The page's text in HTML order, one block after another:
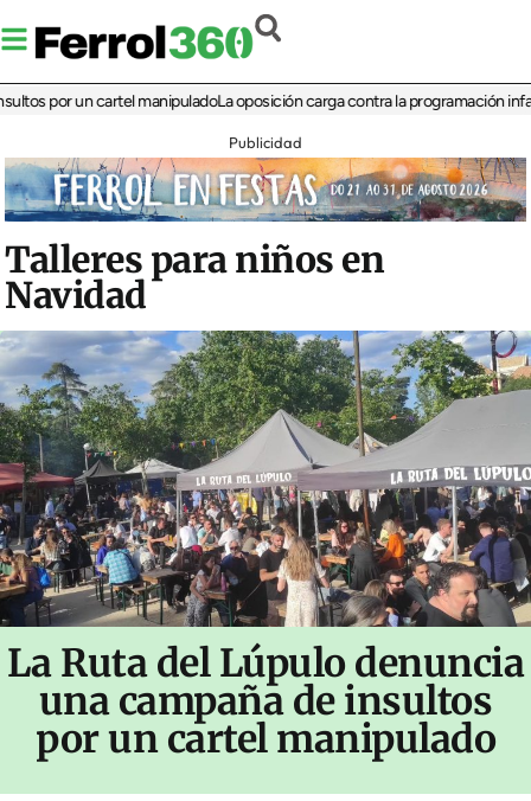
un cartel manipuladoLa oposición carga contra la programación infantil de
Publicidad
Talleres para niños en
Navidad
La Ruta del Lúpulo denuncia
una campaña de insultos
por un cartel manipulado